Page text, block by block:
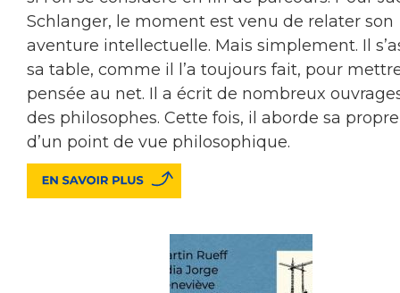
Schlanger, le moment est venu de relater son
aventure intellectuelle. Mais simplement. Il
sa table, comme il l’a toujours fait, pour
pensée au net. Il a écrit de nombreux
des philosophes. Cette fois, il aborde sa
d’un point de vue philosophique.